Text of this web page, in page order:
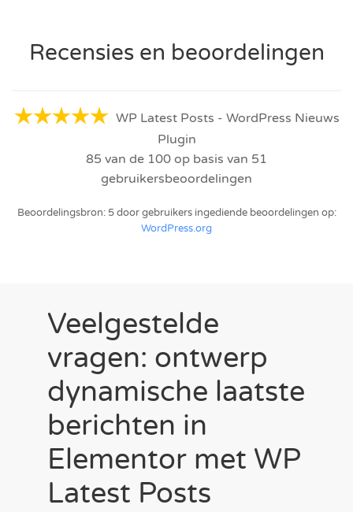
Recensies en beoordelingen
WP Latest Posts - WordPress Nieuws
Plugin
85 van de 100 op basis van 51
gebruikersbeoordelingen
Beoordelingsbron: 5 door gebruikers ingediende beoordelingen op:
WordPress.org
Veelgestelde
vragen: ontwerp
dynamische laatste
berichten in
Elementor met WP
Latest Posts